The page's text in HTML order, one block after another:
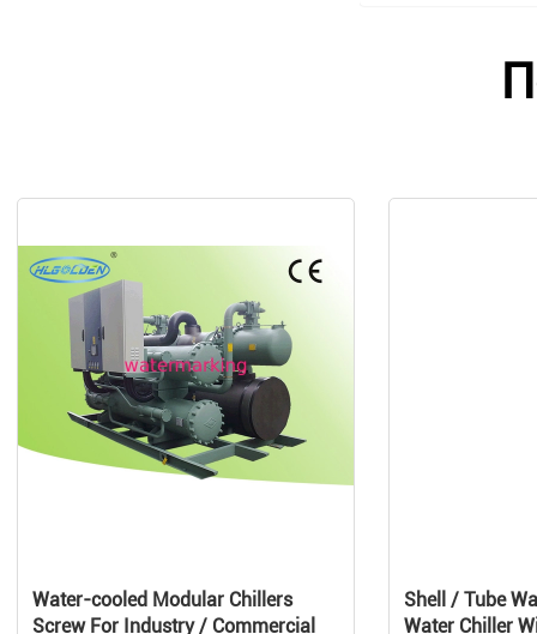
Water-cooled Modular Chillers
Screw For Industry / Commercial
Shell / Tube
Water Chiller